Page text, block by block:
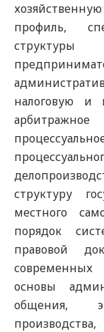
профиль,
структуры
налоговую и
арбитражное
структуру
местного
порядок
правовой
основы
общения,